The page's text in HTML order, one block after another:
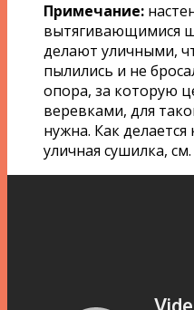
Примечание:
вытягивающимися
делают уличными,
пылились и не
опора, за которую
веревками, для
нужна. Как делается
уличная сушилка,